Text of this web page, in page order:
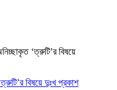
বিষয়ে দুঃখ প্রকাশ